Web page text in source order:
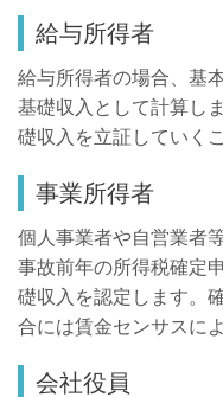
給与所得者
給与所得者の場合、基
基礎収入として計算し
礎収入を立証していく
事業所得者
個人事業者や自営業者
事故前年の所得税確定
礎収入を認定します。
合には賃金センサスに
会社役員